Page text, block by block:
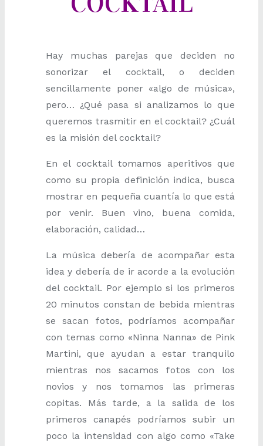
Hay muchas parejas que deciden no
sonorizar el cocktail, o deciden
sencillamente poner «algo de música»,
pero… ¿Qué pasa si analizamos lo que
queremos trasmitir en el cocktail? ¿Cuál
es la misión del cocktail?
En el cocktail tomamos aperitivos que
como su propia definición indica, busca
mostrar en pequeña cuantía lo que está
por venir. Buen vino, buena comida,
elaboración, calidad…
La música debería de acompañar esta
idea y debería de ir acorde a la evolución
del cocktail. Por ejemplo si los primeros
20 minutos constan de bebida mientras
se sacan fotos, podríamos acompañar
con temas como «Ninna Nanna» de Pink
Martini, que ayudan a estar tranquilo
mientras nos sacamos fotos con los
novios y nos tomamos las primeras
copitas. Más tarde, a la salida de los
primeros canapés podríamos subir un
poco la intensidad con algo como «Take